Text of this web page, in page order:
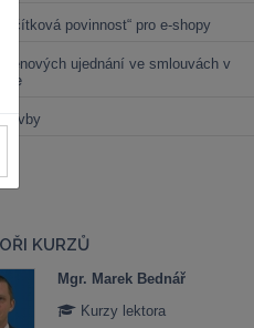
povinnost“ pro e-shopy
cenových ujednání ve smlouvách v
stavby
KURZŮ
Mgr. Marek Bednář
Kurzy lektora